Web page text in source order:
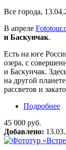
Все города,
В апреле
и Баскунчак.
Есть на юге
озера, с
и Баскунчак.
на другой
рассветов и
Подробнее
45 000 руб.
Добавлено: